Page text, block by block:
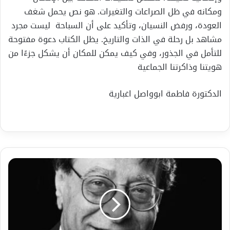
ومكانه في ظل الصراعات والتغيرات. هو نص يحمل شغف
العودة، ورفض النسيان، وتأكيد على أن السباحة ليست مجرد
مشاهد بل رحلة في الذات والتاريخ. يظل الكتاب دعوة مفتوحة
للتأمل في الجذور، وفي كيف يمكن للمكان أن يشكل جزءًا من
هويتنا وذاكرتنا الجماعية
الدكتورة فاطمة ابوواصل اغبارية
مَضَى